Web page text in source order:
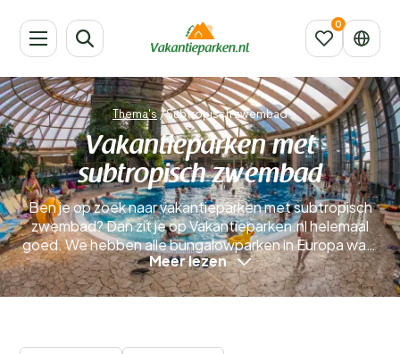
Thema's/Subtropisch zwembad
Vakantieparken met
subtropisch zwembad
Ben je op zoek naar vakantieparken met subtropisch
zwembad? Dan zit je op Vakantieparken.nl helemaal
goed. We hebben alle bungalowparken in Europa waar
je een subtropisch zwembad aantreft overzichtelijk
voor je op een rijtje gezet, zodat je snel en eenvoudig
het vakantiepark kunt vinden waar je eerstvolgende
Meer lezen